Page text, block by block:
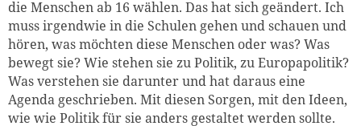
die Menschen ab 16 wählen. Das hat sich geändert. Ich
muss irgendwie in die Schulen gehen und schauen und
hören, was möchten diese Menschen oder was? Was
bewegt sie? Wie stehen sie zu Politik, zu Europapolitik?
Was verstehen sie darunter und hat daraus eine
Agenda geschrieben. Mit diesen Sorgen, mit den Ideen,
wie wie Politik für sie anders gestaltet werden sollte.